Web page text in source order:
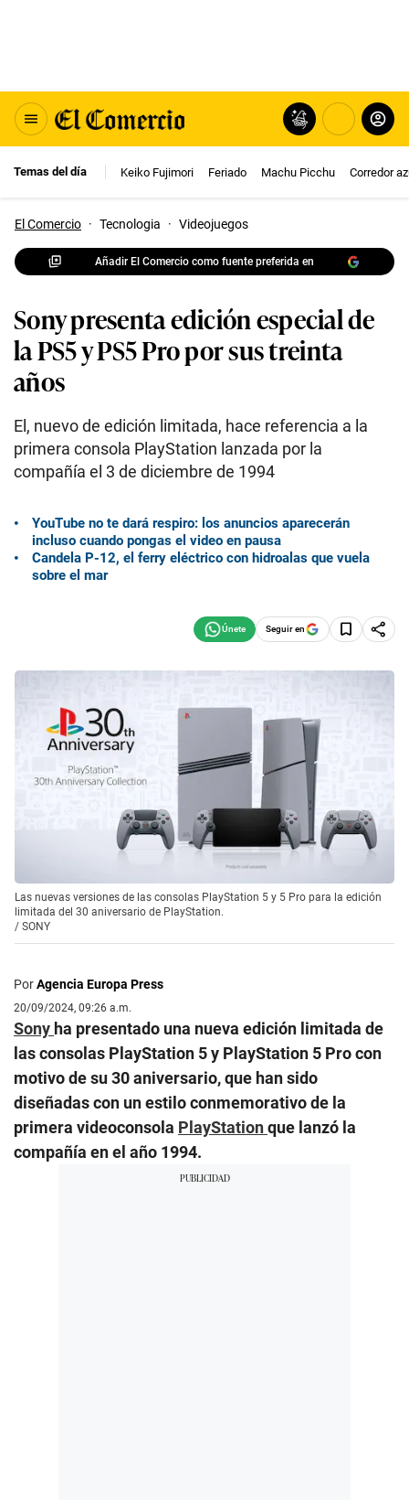
Temas del día Keiko Fujimori Feriado Machu Picchu Corredor
El Comercio · Tecnologia · Videojuegos
Añadir El Comercio como fuente preferida en
Sony presenta edición especial de
la PS5 y PS5 Pro por sus treinta
años
El, nuevo de edición limitada, hace referencia a la
primera consola PlayStation lanzada por la
compañía el 3 de diciembre de 1994
YouTube no te dará respiro: los anuncios aparecerán
incluso cuando pongas el video en pausa
Candela P-12, el ferry eléctrico con hidroalas que vuela
sobre el mar
Seguir en
Las nuevas versiones de las consolas PlayStation 5 y 5 Pro para la edición
limitada del 30 aniversario de PlayStation.
/ SONY
PorAgencia Europa Press
20/09/2024, 09:26 a.m.
Sony ha presentado una nueva edición limitada de
las consolas PlayStation 5 y PlayStation 5 Pro con
motivo de su 30 aniversario, que han sido
diseñadas con un estilo conmemorativo de la
primera videoconsola PlayStationque lanzó la
compañía en el año 1994.